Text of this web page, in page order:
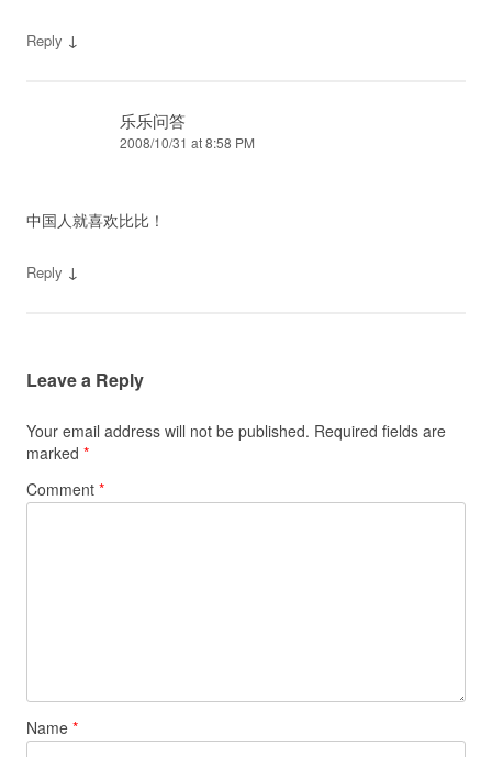
Reply ↓
乐乐问答
2008/10/31 at 8:58 PM
中国人就喜欢比比！
Reply ↓
Leave a Reply
Your email address will not be published. Required fields are
marked *
Comment *
Name *